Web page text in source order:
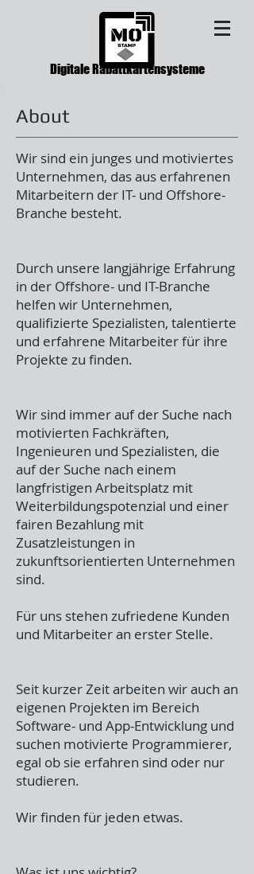
Digitale Rabattkartensysteme
About
Wir sind ein junges und motiviertes
Unternehmen, das aus erfahrenen
Mitarbeitern der IT- und Offshore-
Branche besteht.
Durch unsere langjährige Erfahrung
in der Offshore- und IT-Branche
helfen wir Unternehmen,
qualifizierte Spezialisten, talentierte
und erfahrene Mitarbeiter für ihre
Projekte zu finden.
Wir sind immer auf der Suche nach
motivierten Fachkräften,
Ingenieuren und Spezialisten, die
auf der Suche nach einem
langfristigen Arbeitsplatz mit
Weiterbildungspotenzial und einer
fairen Bezahlung mit
Zusatzleistungen in
zukunftsorientierten Unternehmen
sind.
Für uns stehen zufriedene Kunden
und Mitarbeiter an erster Stelle.
Seit kurzer Zeit arbeiten wir auch an
eigenen Projekten im Bereich
Software- und App-Entwicklung und
suchen motivierte Programmierer,
egal ob sie erfahren sind oder nur
studieren.
Wir finden für jeden etwas.